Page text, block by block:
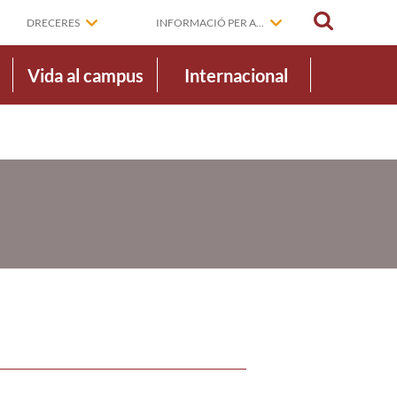
DRECERES INFORMACIÓ PER A...
Vida al campus Internacional